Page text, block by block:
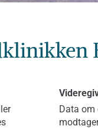
Data om